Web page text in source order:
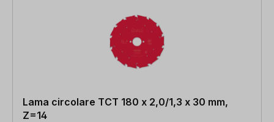
Lama circolare TCT 180 x 2,0/1,3 x 30 mm,
Z=14